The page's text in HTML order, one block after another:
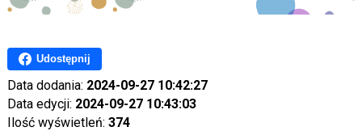
Udostępnij
Data dodania: 2024-09-27 10:42:27
Data edycji: 2024-09-27 10:43:03
Ilość wyświetleń: 374